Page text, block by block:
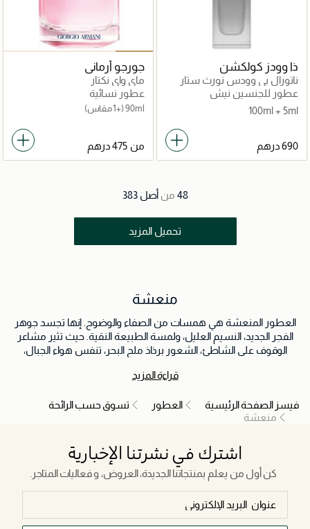
ذا وودز كولكشن
ناتورال بي وودس نورث ستار
عطور للجنسين نيش
100ml + 5ml
جورجو أرماني
ماي واي نكتار
عطور نسائية
90ml (+1 مقاس)
من
48 من أصل 383
تحميل المزيد
منعشة
العطور المنعشة هي همسات من الصفاء والوضوح. إنها تجسد جوهر
الفجر الجديد، النسيم العليل، ولمسة الطبيعة النقية. حيث تثير مشاعر
الوقوف على الشاطئ، الشعور برذاذ ملح البحر، تنفس هواء الجبال،
الأخضر والنوتات المائية على هذه الفئة لتضفي مهرباً منعشاً من الروائح
البرتقال المقشر للتو. العطور المنعشة ليست مجرد روائح مبهجة، بل
هي تجديدٌ يومي، تذكيرٌ بمتع الحياة البسيطة الخالصة.
قراءة المزيد
فيسز الصفحة الرئيسية العطور
تسوق حسب الرائحة
منعشة
اشترك في نشرتنا الإخبارية
كن أول من يعلم بمنتجاتنا الجديدة، العروض، و فعاليات المتاجر.